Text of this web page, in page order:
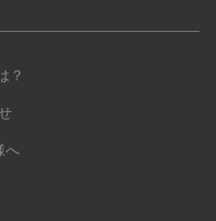
？
へ